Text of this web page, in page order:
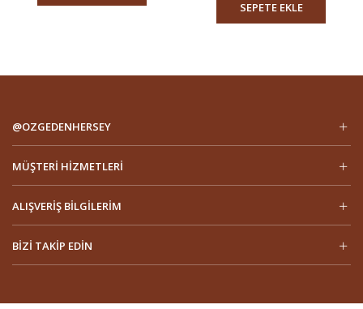
SEPETE EKLE
@OZGEDENHERSEY
MÜŞTERI HIZMETLERI
ALIŞVERIŞ BILGILERIM
BIZI TAKIP EDIN